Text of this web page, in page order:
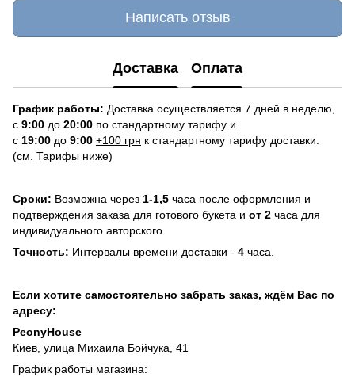
Написать отзыв
Доставка Оплата
График работы: Доставка осуществляется 7 дней в неделю,
с 9:00 до 20:00 по стандартному тарифу и
с 19:00 до 9:00 +100 грн к стандартному тарифу доставки.
(см. Тарифы ниже)
Сроки: Возможна через 1-1,5 часа после оформления и
подтверждения заказа для готового букета и от 2 часа для
индивидуального авторского.
Точность: Интервалы времени доставки - 4 часа.
Если хотите самостоятельно забрать заказ, ждём Вас по
адресу:
PeonyHouse
Киев, улица Михаила Бойчука, 41
График работы магазина: